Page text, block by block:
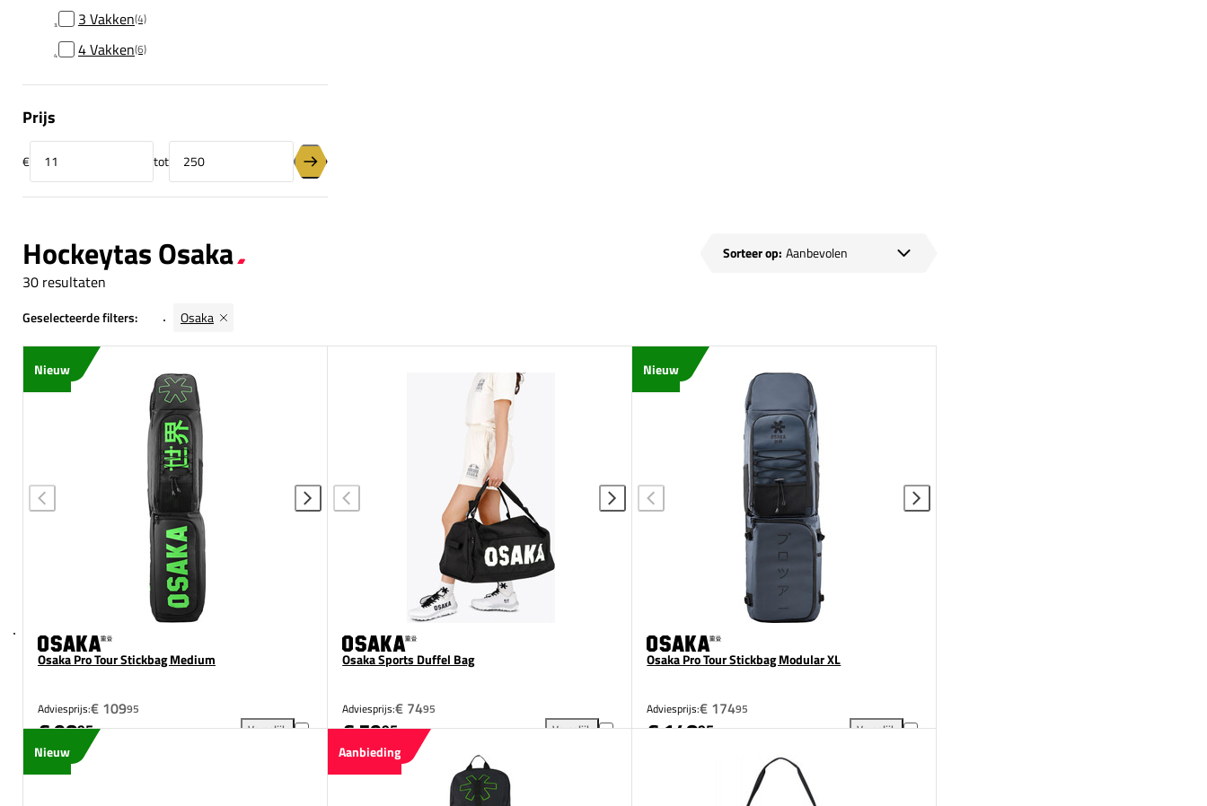
3 Vakken(4)
4 Vakken(6)
Prijs
Minimumprijs
€ tot
Maximumprijs Prijsfilter toepassen
Hockeytas Osaka Sorteer op:
30 resultaten
Geselecteerde filters: Osaka
Nieuw
Osaka Pro Tour Stickbag Medium
Adviesprijs:€ 10995
€ 9895
Vergelijk
Osaka Pro Tour Stickbag Medium toevoegen aan vergelijking
Osaka Sports Duffel Bag
Adviesprijs:€ 7495
€ 5995
Vergelijk
Nieuw
Osaka Pro Tour Stickbag Modular XL
Adviesprijs:€ 17495
€ 14895
Vergelijk
Nieuw Aanbieding